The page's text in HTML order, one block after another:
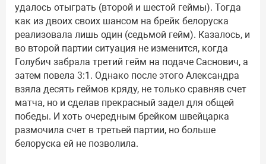
удалось отыграть (второй и шестой геймы). Тогда
как из двоих своих шансом на брейк белоруска
реализовала лишь один (седьмой гейм). Казалось, и
во второй партии ситуация не изменится, когда
Голубич забрала третий гейм на подаче Саснович, а
затем повела 3:1. Однако после этого Александра
взяла десять геймов кряду, не только сравняв счет
матча, но и сделав прекрасный задел для общей
победы. И хоть очередным брейком швейцарка
размочила счет в третьей партии, но больше
белоруска ей не позволила.